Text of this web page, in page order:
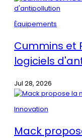
Équipements
Cummins et
logiciels
Jul 28, 2026
Innovation
Mack